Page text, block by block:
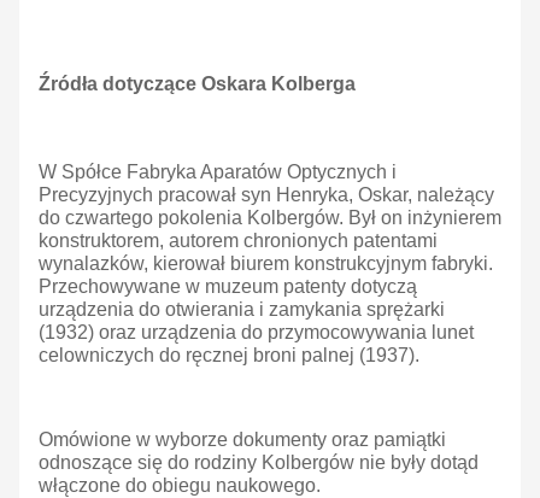
Źródła dotyczące Oskara Kolberga
W Spółce Fabryka Aparatów Optycznych i
Precyzyjnych pracował syn Henryka, Oskar, należący
do czwartego pokolenia Kolbergów. Był on inżynierem
konstruktorem, autorem chronionych patentami
wynalazków, kierował biurem konstrukcyjnym fabryki.
Przechowywane w muzeum patenty dotyczą
urządzenia do otwierania i zamykania sprężarki
(1932) oraz urządzenia do przymocowywania lunet
celowniczych do ręcznej broni palnej (1937).
Omówione w wyborze dokumenty oraz pamiątki
odnoszące się do rodziny Kolbergów nie były dotąd
włączone do obiegu naukowego.